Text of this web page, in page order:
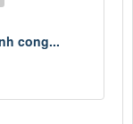
cong...